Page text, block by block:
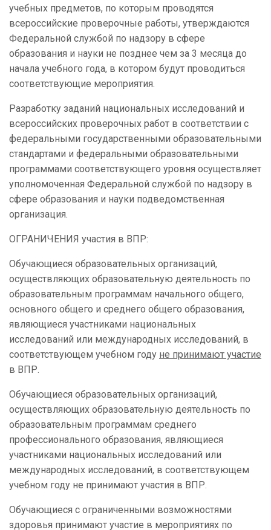
учебных предметов, по которым проводятся
всероссийские проверочные работы, утверждаются
Федеральной службой по надзору в сфере
образования и науки не позднее чем за 3 месяца до
начала учебного года, в котором будут проводиться
соответствующие мероприятия.
Разработку заданий национальных исследований и
всероссийских проверочных работ в соответствии с
федеральными государственными образовательными
стандартами и федеральными образовательными
программами соответствующего уровня осуществляет
уполномоченная Федеральной службой по надзору в
сфере образования и науки подведомственная
организация.
ОГРАНИЧЕНИЯ участия в ВПР:
Обучающиеся образовательных организаций,
осуществляющих образовательную деятельность по
образовательным программам начального общего,
основного общего и среднего общего образования,
являющиеся участниками национальных
исследований или международных исследований, в
соответствующем учебном году не принимают участие
в ВПР.
Обучающиеся образовательных организаций,
осуществляющих образовательную деятельность по
образовательным программам среднего
профессионального образования, являющиеся
участниками национальных исследований или
международных исследований, в соответствующем
учебном году не принимают участия в ВПР.
Обучающиеся с ограниченными возможностями
здоровья принимают участие в мероприятиях по